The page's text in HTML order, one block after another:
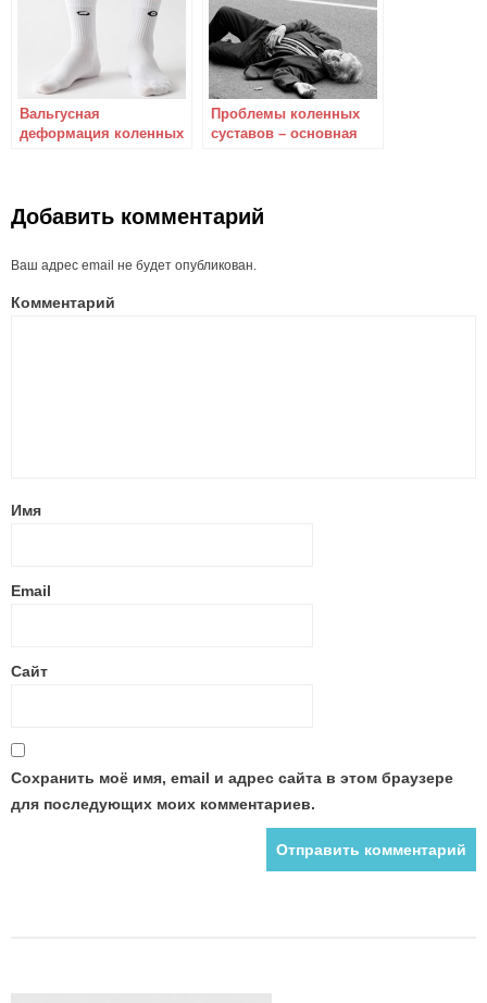
Вальгусная
деформация коленных
Проблемы коленных
суставов – основная
Добавить комментарий
Ваш адрес email не будет опубликован.
Комментарий
Имя
Email
Сайт
Сохранить моё имя, email и адрес сайта в этом браузере
для последующих моих комментариев.